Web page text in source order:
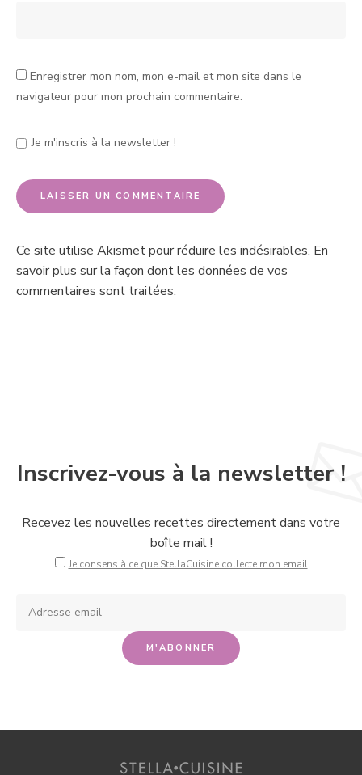
Enregistrer mon nom, mon e-mail et mon site dans le
navigateur pour mon prochain commentaire.
Je m'inscris à la newsletter !
Ce site utilise Akismet pour réduire les indésirables. En
savoir plus sur la façon dont les données de vos
commentaires sont traitées.
Inscrivez-vous à la newsletter !
Recevez les nouvelles recettes directement dans votre
boîte mail !
Je consens à ce que StellaCuisine collecte mon email